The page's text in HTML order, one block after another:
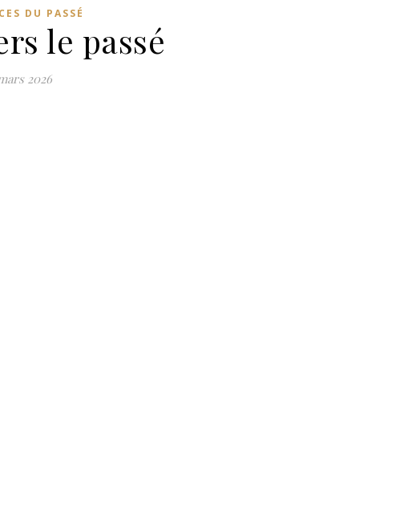
DU PASSÉ
le passé
2026